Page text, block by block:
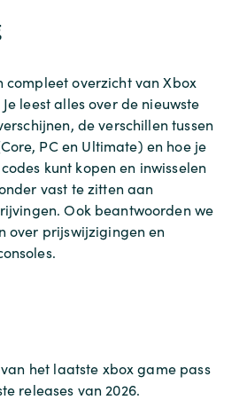
compleet overzicht van Xbox
leest alles over de nieuwste
de verschillen tussen
PC en Ultimate) en hoe je
kunt kopen en inwisselen
vast te zitten aan
Ook beantwoorden we
over prijswijzigingen en
het laatste xbox game pass
releases van 2026.